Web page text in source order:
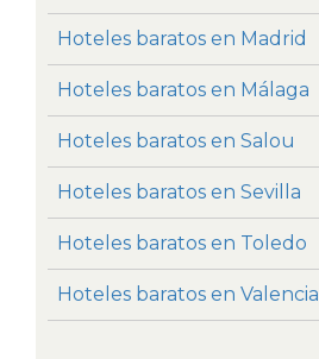
Hoteles baratos en Madrid
Hoteles baratos en Málaga
Hoteles baratos en Salou
Hoteles baratos en Sevilla
Hoteles baratos en Toledo
Hoteles baratos en Valencia